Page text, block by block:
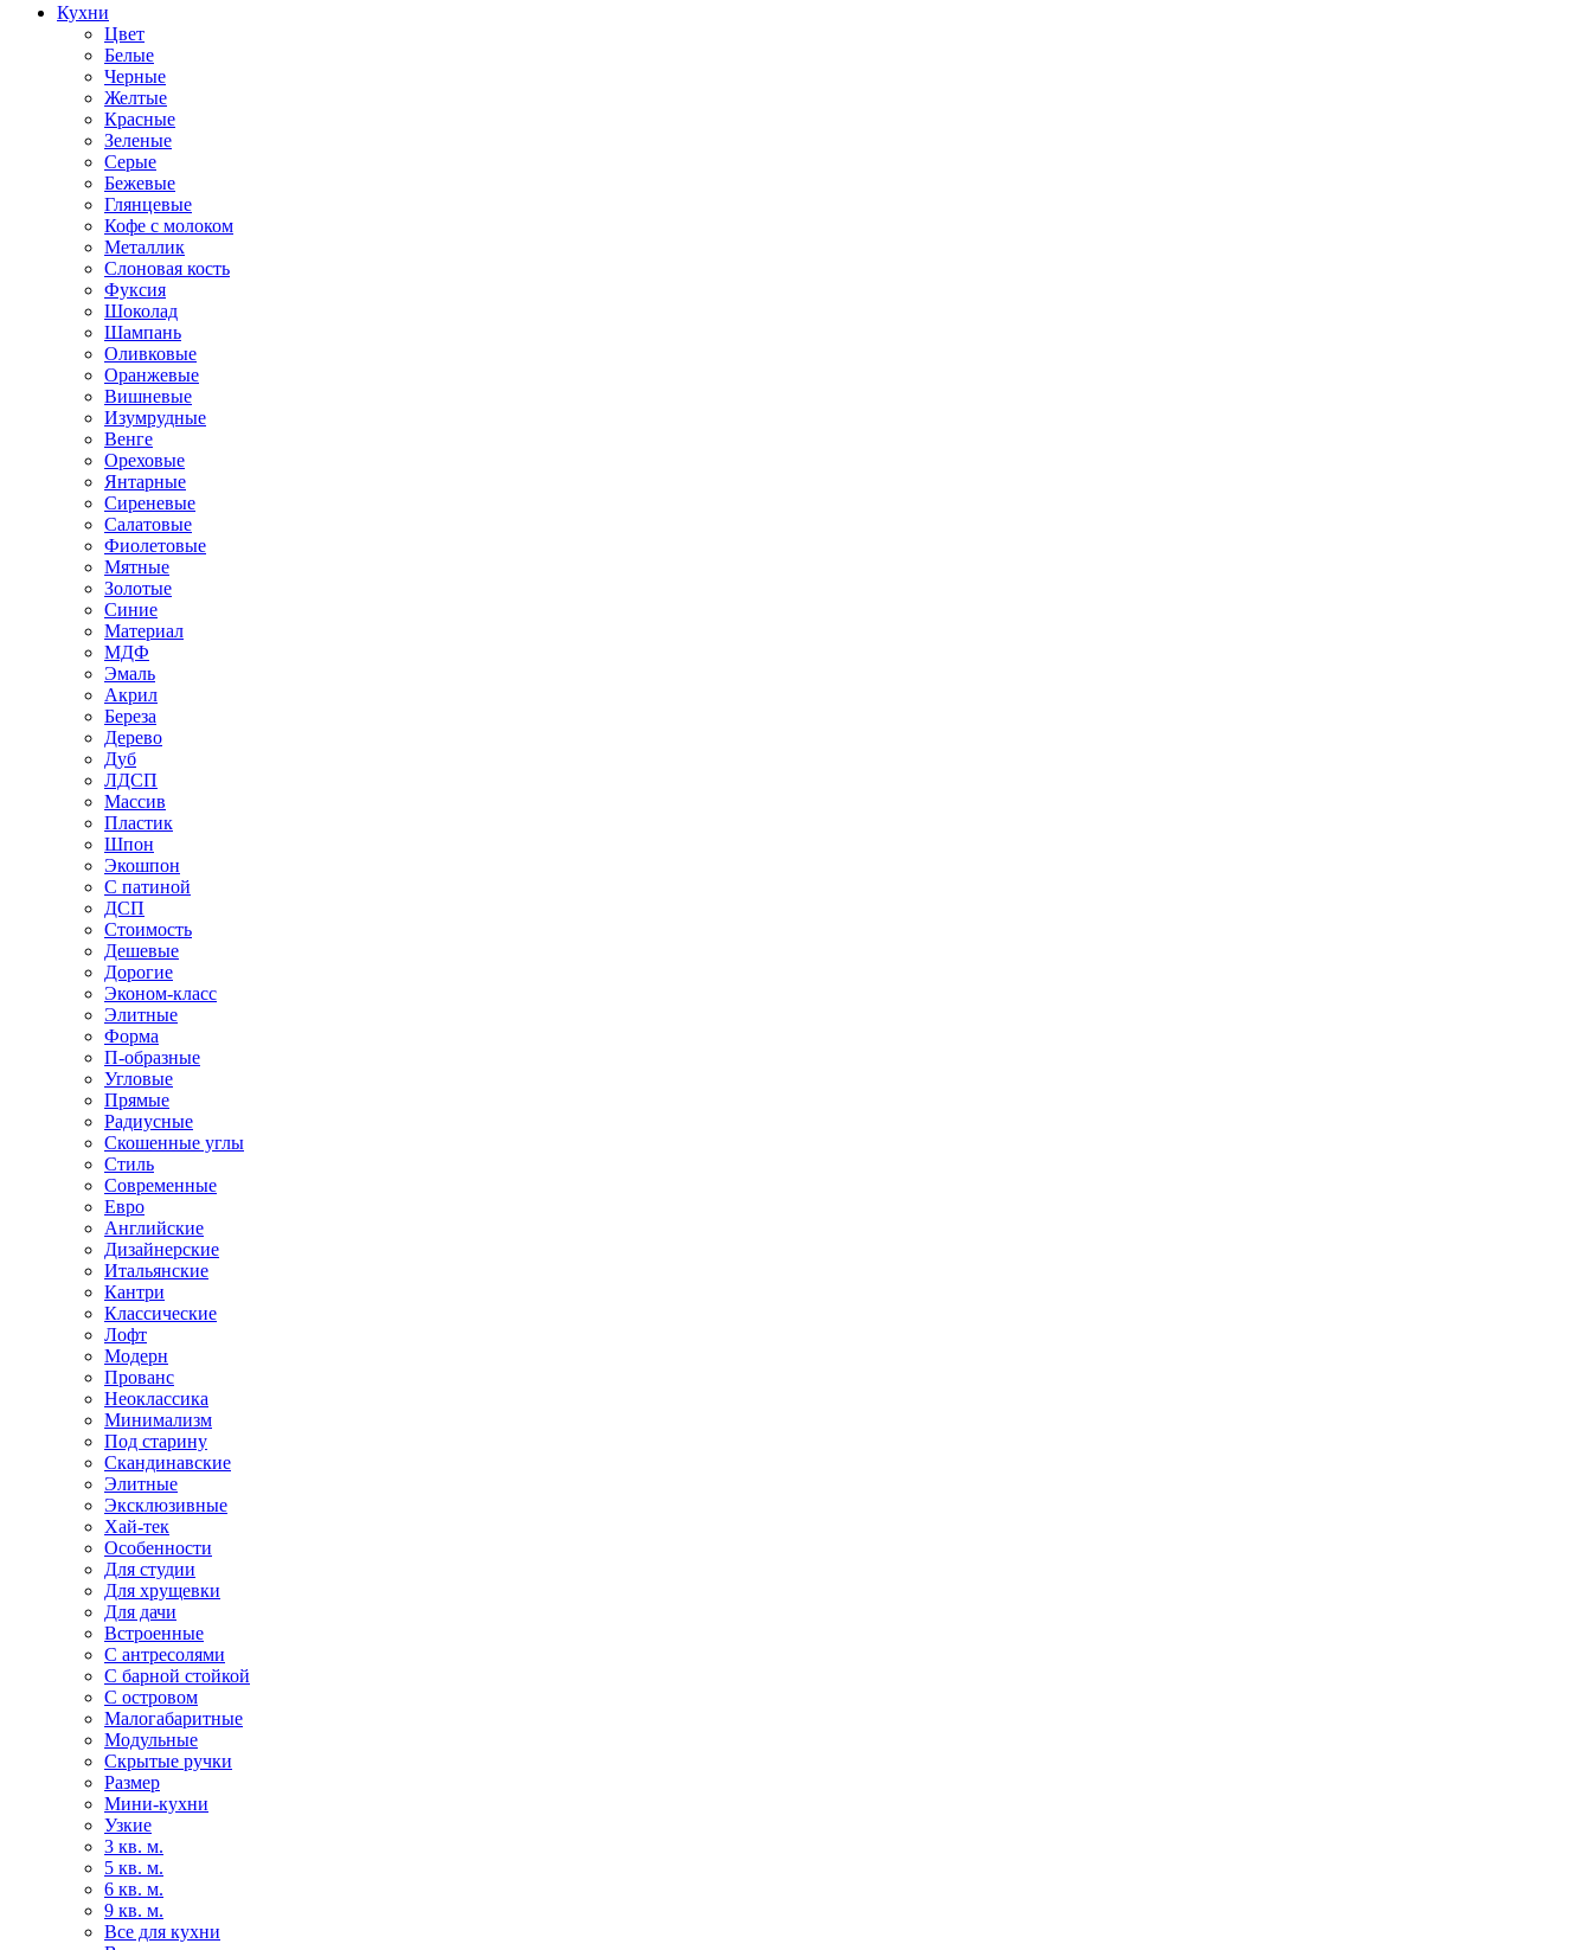
Кухни
Цвет
Белые
Черные
Желтые
Красные
Зеленые
Серые
Бежевые
Глянцевые
Кофе с молоком
Металлик
Слоновая кость
Фуксия
Шоколад
Шампань
Оливковые
Оранжевые
Вишневые
Изумрудные
Венге
Ореховые
Янтарные
Сиреневые
Салатовые
Фиолетовые
Мятные
Золотые
Синие
Материал
МДФ
Эмаль
Акрил
Береза
Дерево
Дуб
ЛДСП
Массив
Пластик
Шпон
Экошпон
С патиной
ДСП
Стоимость
Дешевые
Дорогие
Эконом-класс
Элитные
Форма
П-образные
Угловые
Прямые
Радиусные
Скошенные углы
Стиль
Современные
Евро
Английские
Дизайнерские
Итальянские
Кантри
Классические
Лофт
Модерн
Прованс
Неоклассика
Минимализм
Под старину
Скандинавские
Элитные
Эксклюзивные
Хай-тек
Особенности
Для студии
Для хрущевки
Для дачи
Встроенные
С антресолями
С барной стойкой
С островом
Малогабаритные
Модульные
Скрытые ручки
Размер
Мини-кухни
Узкие
3 кв. м.
5 кв. м.
6 кв. м.
9 кв. м.
Все для кухни